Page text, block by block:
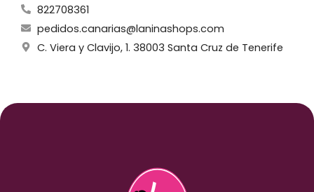
822708361
pedidos.canarias@laninashops.com
C. Viera y Clavijo, 1. 38003 Santa Cruz de Tenerife